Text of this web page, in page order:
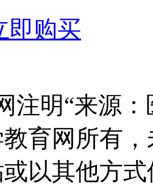
即购买
注明“来源
育网所有
以其他方